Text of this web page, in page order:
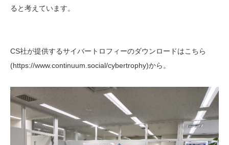
ると考えています。
CS社が提供するサイバートロフィーのダウンロードはこちら
(https://www.continuum.social/cybertrophy)から。